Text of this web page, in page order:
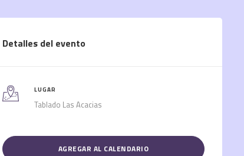
Detalles del evento
LUGAR
Tablado Las Acacias
AGREGAR AL CALENDARIO